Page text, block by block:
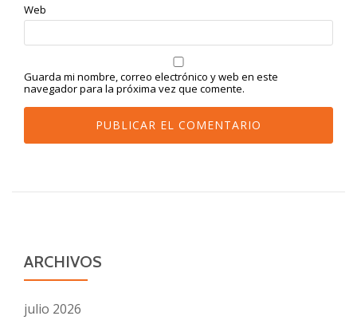
Web
Guarda mi nombre, correo electrónico y web en este
navegador para la próxima vez que comente.
ARCHIVOS
julio 2026